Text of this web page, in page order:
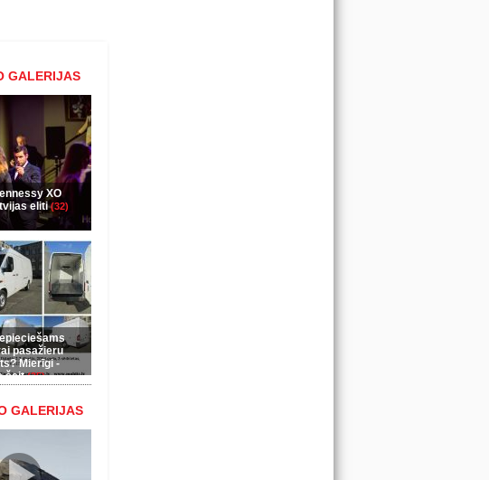
GALERIJAS
XO
eliti(32)
pasažieru
Mierīgi -
šeit(35)
GALERIJAS